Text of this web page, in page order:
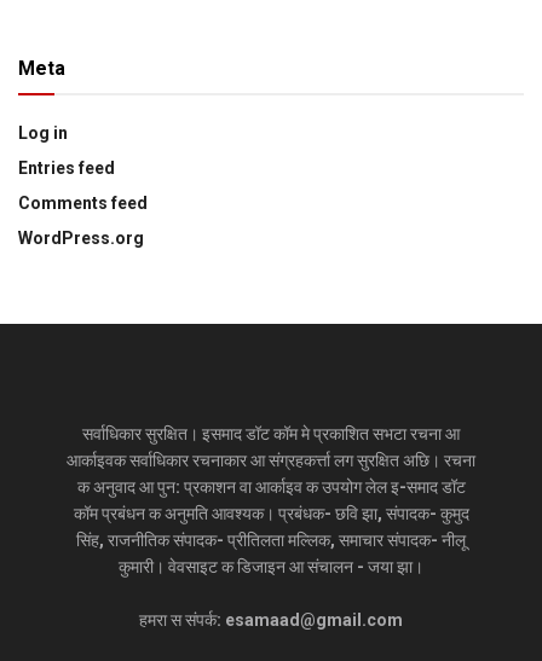
Meta
Log in
Entries feed
Comments feed
WordPress.org
सर्वाधिकार सुरक्षित। इसमाद डॉट कॉम मे प्रकाशित सभटा रचना आ
आर्काइवक सर्वाधिकार रचनाकार आ संग्रहकर्त्ता लग सुरक्षित अछि। रचना
क अनुवाद आ पुन: प्रकाशन वा आर्काइव क उपयोग लेल इ-समाद डॉट
कॉम प्रबंधन क अनुमति आवश्यक। प्रबंधक- छवि झा, संपादक- कुमुद
सिंह, राजनीतिक संपादक- प्रीतिलता मल्लिक, समाचार संपादक- नीलू
कुमारी। वेवसाइट क डिजाइन आ संचालन - जया झा।
हमरा स संपर्क: esamaad@gmail.com